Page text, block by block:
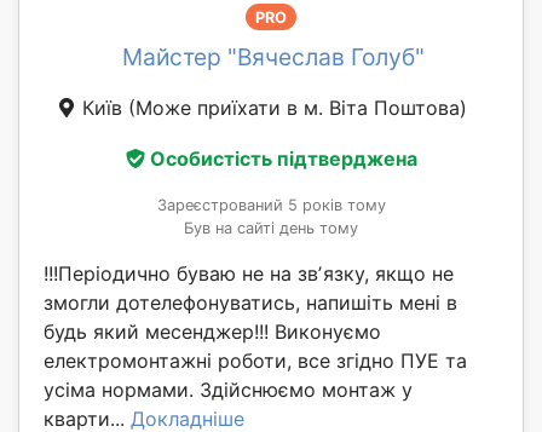
PRO
Майстер "Вячеслав Голуб"
Київ (Може приїхати в м. Віта Поштова)
Особистість підтверджена
Зареєстрований 5 років тому
Був на сайті день тому
!!!Періодично буваю не на звʼязку, якщо не
змогли дотелефонуватись, напишіть мені в
будь який месенджер!!! Виконуємо
електромонтажні роботи, все згідно ПУЕ та
усіма нормами. Здійснюємо монтаж у
кварти... Докладніше